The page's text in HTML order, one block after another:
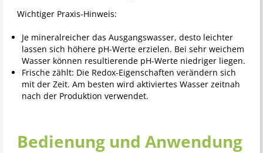
Wichtiger Praxis-Hinweis:
Je mineralreicher das Ausgangswasser, desto leichter
lassen sich höhere pH-Werte erzielen. Bei sehr weichem
Wasser können resultierende pH-Werte niedriger liegen.
Frische zählt: Die Redox-Eigenschaften verändern sich
mit der Zeit. Am besten wird aktiviertes Wasser zeitnah
nach der Produktion verwendet.
Bedienung und Anwendung